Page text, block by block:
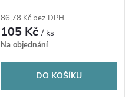
86,78 Kč bez DPH
105 Kč/ ks
Na objednání
DO KOŠÍKU